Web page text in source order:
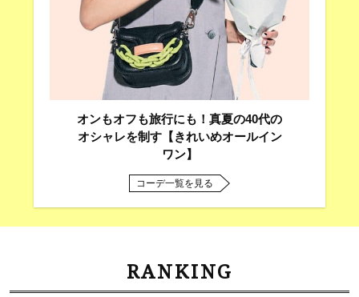
オンもオフも旅行にも！真夏の40代の
オシャレを制す【きれいめオールイン
ワン】
コーデ一覧を見る
RANKING